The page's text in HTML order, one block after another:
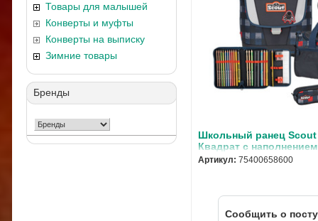
Товары для малышей
Конверты и муфты
Конверты на выписку
Зимние товары
Бренды
Школьный ранец Scout
Квадрат с
75400658600
Артикул: 75400658600
Cообщить о